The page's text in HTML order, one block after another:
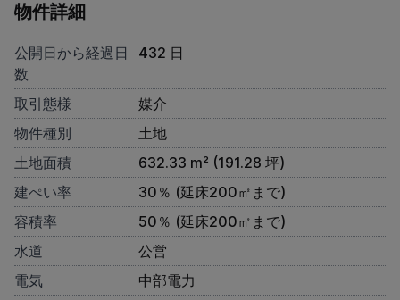
物件詳細
公開日から経過日
数
432 日
取引態様
媒介
物件種別
土地
土地面積
632.33 m² (191.28 坪)
建ぺい率
30％ (延床200㎡まで)
容積率
50％ (延床200㎡まで)
水道
公営
電気
中部電力